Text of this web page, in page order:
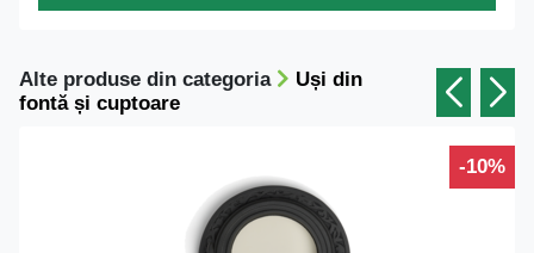
Alte produse din categoria
Uși din
fontă și cuptoare
-10%